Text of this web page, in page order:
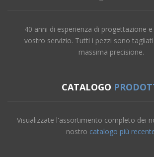
40 anni di esperienza di progettazione
vostro servizio. Tutti i pezzi sono
massima precisione.
CATALOGO
Visualizzate l'assortimento completo dei
nostro catalogo più